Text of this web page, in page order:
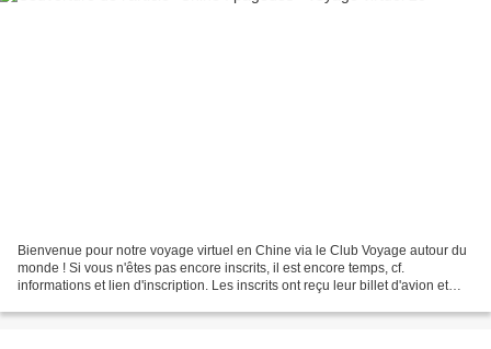
Bienvenue pour notre voyage virtuel en Chine via le Club Voyage autour du
monde ! Si vous n'êtes pas encore inscrits, il est encore temps, cf.
informations et lien d'inscription. Les inscrits ont reçu leur billet d'avion et